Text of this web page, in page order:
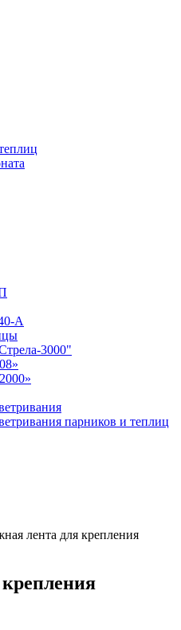
А
3000"
парников и теплиц
лента для крепления